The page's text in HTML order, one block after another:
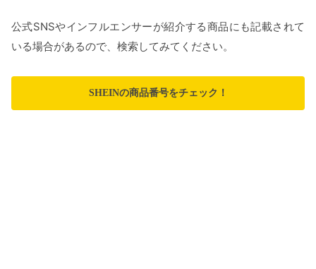
公式SNSやインフルエンサーが紹介する商品にも記載されて
いる場合があるので、検索してみてください。
SHEINの商品番号をチェック！